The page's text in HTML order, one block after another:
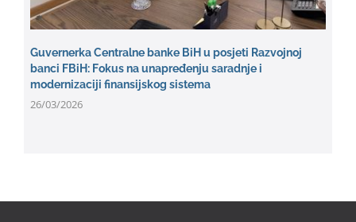
Guvernerka Centralne banke BiH u posjeti Razvojnoj
banci FBiH: Fokus na unapređenju saradnje i
modernizaciji finansijskog sistema
26/03/2026